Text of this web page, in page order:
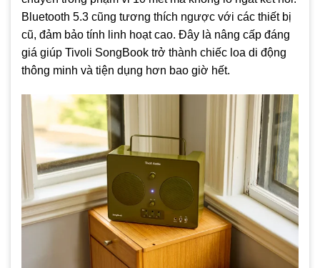
Bluetooth 5.3 cũng tương thích ngược với các thiết bị
cũ, đảm bảo tính linh hoạt cao. Đây là nâng cấp đáng
giá giúp Tivoli SongBook trở thành chiếc loa di động
thông minh và tiện dụng hơn bao giờ hết.